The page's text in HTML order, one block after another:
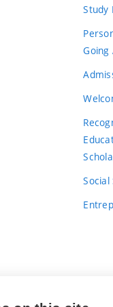
Study
Going